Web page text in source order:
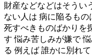
財産などなどはそうい
ない人は 病に陥るも
死すべきものばかりを
す 悩み苦しみが嫌で
る 例えば 誰かに別れ